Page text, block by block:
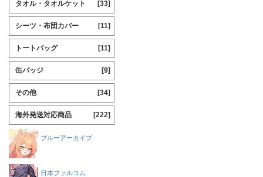
タオル・タオルケット [33]
シーツ・布団カバー [11]
トートバッグ [11]
缶バッジ [9]
その他 [34]
海外発送対応商品 [222]
ブルーアーカイブ
日本ファルコム